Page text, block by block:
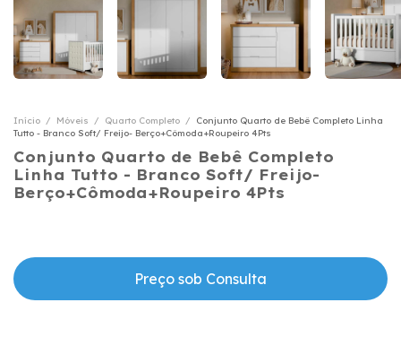
Início / Móveis / Quarto Completo /
Conjunto Quarto de Bebê Completo Linha
Tutto - Branco Soft/ Freijo- Berço+Cômoda+Roupeiro 4Pts
Conjunto Quarto de Bebê Completo
Linha Tutto - Branco Soft/ Freijo-
Berço+Cômoda+Roupeiro 4Pts